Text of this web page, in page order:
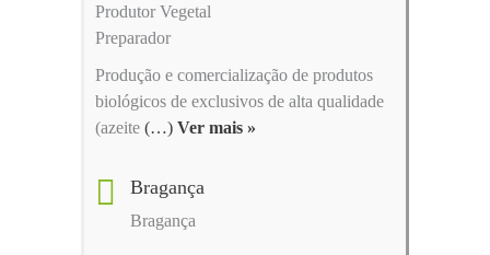
Produtor Vegetal
Preparador
Produção e comercialização de produtos
biológicos de exclusivos de alta qualidade
(azeite (…) Ver mais »
Bragança
Bragança